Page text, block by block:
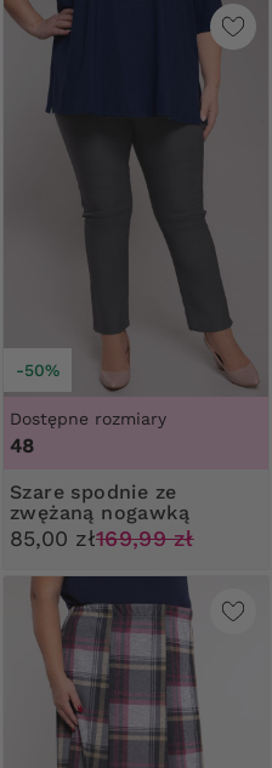
-50%
Dostępne rozmiary
48
Szare spodnie ze
zwężaną nogawką
85,00 zł169,99 zł